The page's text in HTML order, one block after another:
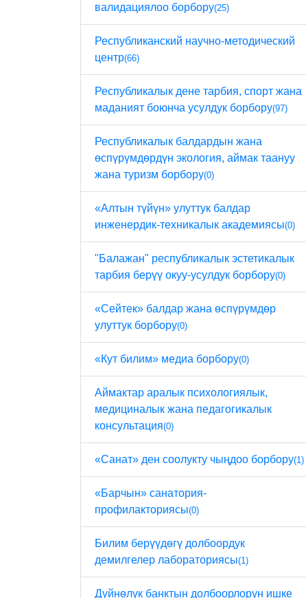
валидациялоо борбору(25)
Республиканский научно-методический
центр(66)
Республикалык дене тарбия, спорт жана
маданият боюнча усулдук борбору(97)
Республикалык балдардын жана
өспүрүмдөрдүн экология, аймак таануу
жана туризм борбору(0)
«Алтын түйүн» улуттук балдар
инженердик-техникалык академиясы(0)
"Балажан" республикалык эстетикалык
тарбия берүү окуу-усулдук борбору(0)
«Сейтек» балдар жана өспүрүмдөр
улуттук борбору(0)
«Кут билим» медиа борбору(0)
Аймактар ​​аралык психологиялык,
медициналык жана педагогикалык
консультация(0)
«Санат» ден соолукту чыңдоо борбору(1)
«Барчын» санатория-
профилакториясы(0)
Билим берүүдөгү долбоордук
демилгелер лабораториясы(1)
Дүйнөлүк банктын долбоорлорун ишке